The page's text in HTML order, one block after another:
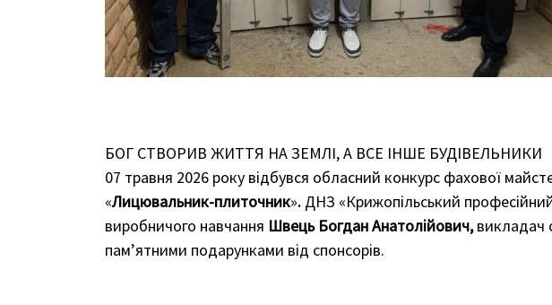
БОГ СТВОРИВ ЖИТТЯ НА ЗЕМЛІ, А ВСЕ ІНШЕ БУДІВЕЛЬНИКИ
07 травня 2026 року відбувся обласний конкурс фахової
«Лицювальник-плиточник». ДНЗ «Крижопільський
виробничого навчання Швець Богдан Анатолійович,викладач
пам’ятними подарунками від спонсорів.